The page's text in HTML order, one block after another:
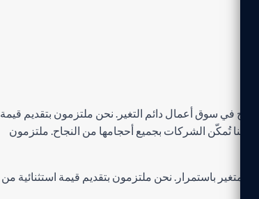
في سوق أعمال دائم التغير. نحن ملتزمون بتقديم قيمة
تُمكّن الشركات بجميع أحجامها من النجاح. ملتزمون
باستمرار. نحن ملتزمون بتقديم قيمة استثنائية من